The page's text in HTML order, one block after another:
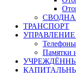
ТРАНСПОРТ
Памятки